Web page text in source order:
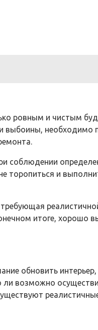
ровным и чистым
выбоины,
соблюдении
торопиться и
итоге, хорошо
обновить
возможно